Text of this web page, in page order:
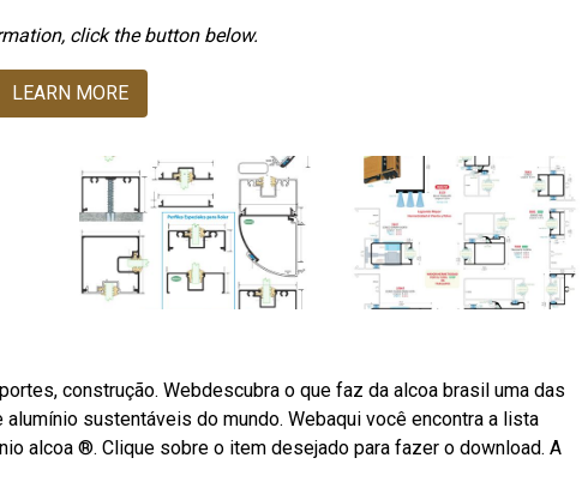
click the button below.
LEARN MORE
construção. Webdescubra o que faz da alcoa brasil uma das
sustentáveis do mundo. Webaqui você encontra a lista
alcoa ®. Clique sobre o item desejado para fazer o download. A